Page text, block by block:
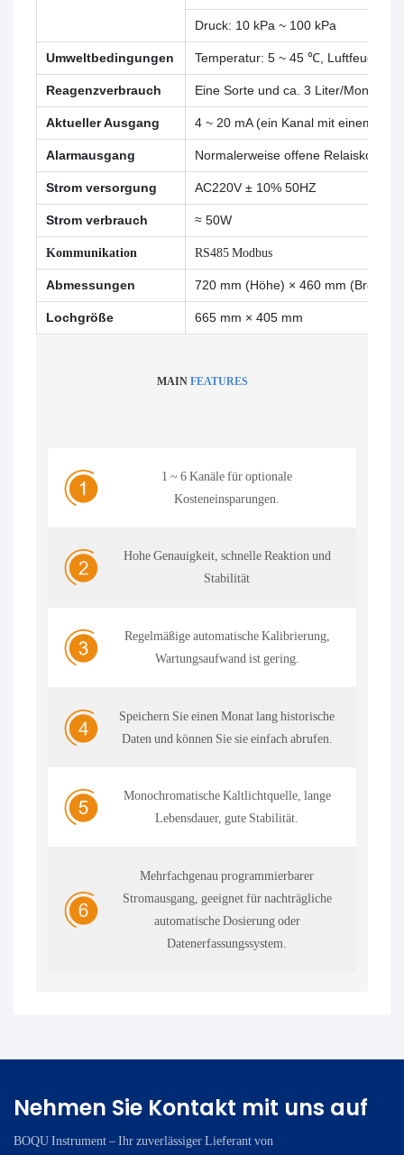
Druck: 10 kPa ~ 100 kPa
Umweltbedingungen Temperatur: 5 ~ 45 ℃,
Reagenzverbrauch Eine Sorte und ca. 3 Liter/Monat
Aktueller Ausgang 4 ~ 20 mA (ein Kanal mit einem 4 -
Alarmausgang Normalerweise offene
Strom versorgung AC220V ± 10% 50HZ
Strom verbrauch ≈ 50W
Kommunikation RS485 Modbus
Abmessungen 720 mm (Höhe) × 460 mm (Breite)
Lochgröße 665 mm × 405 mm
MAIN FEATURES
1 ~ 6 Kanäle für optionale
Kosteneinsparungen.
Hohe Genauigkeit, schnelle Reaktion und
Stabilität
Regelmäßige automatische Kalibrierung,
Wartungsaufwand ist gering.
Speichern Sie einen Monat lang historische
Daten und können Sie sie einfach abrufen.
Monochromatische Kaltlichtquelle, lange
Lebensdauer, gute Stabilität.
Mehrfachgenau programmierbarer
Stromausgang, geeignet für nachträgliche
automatische Dosierung oder
Datenerfassungssystem.
Nehmen Sie Kontakt mit uns auf
BOQU Instrument – ​​Ihr zuverlässiger Lieferant von